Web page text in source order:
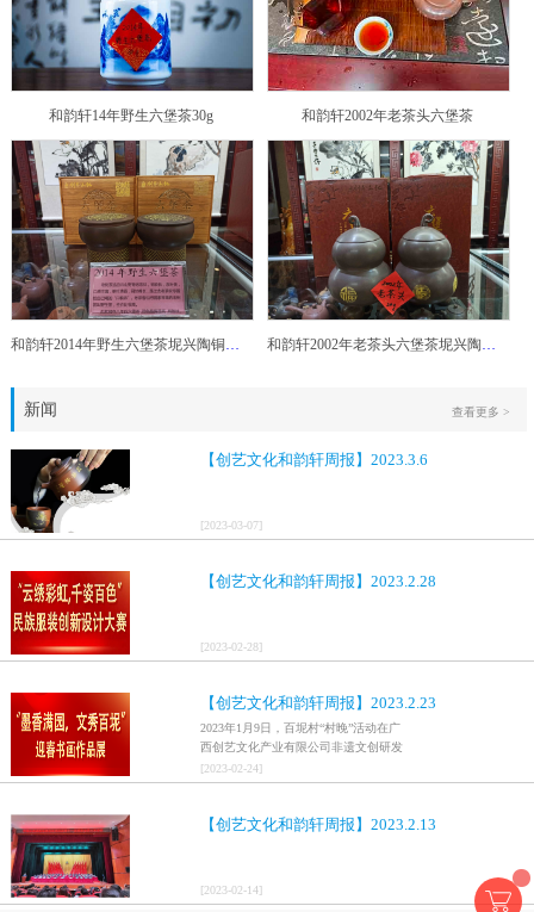
和韵轩14年野生六堡茶30g 和韵轩2002年老茶头六堡茶
和韵轩2014年野生六堡茶坭兴陶铜鼓茶罐 和韵轩2002年老茶头六堡茶坭兴陶葫芦茶罐
新闻
【创艺文化和韵轩周报】2023.3.6
[2023-03-07]
【创艺文化和韵轩周报】2023.2.28
[2023-02-28]
【创艺文化和韵轩周报】2023.2.23
2023年1月9日，百坭村“村晚”活动在广
西创艺文化产业有限公司非遗文创研发
基地、百色市乐业县百坭壮族织布技艺
传承创意基地正式开启，活动紧扣“启航
村特色设计舞美，突出乡村文艺新体
[2023-02-24]
【创艺文化和韵轩周报】2023.2.13
[2023-02-14]
查看更多 >